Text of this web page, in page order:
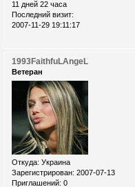
11 дней 22 часа
Последний визит:
2007-11-29 19:11:17
1993FaithfuLAngeL
Ветеран
Откуда: Украина
Зарегистрирован: 2007-07-13
Приглашений: 0